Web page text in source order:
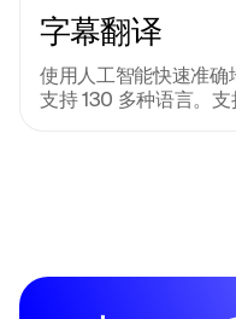
字幕翻译
使用人工智能快速准确
支持 130 多种语言。支